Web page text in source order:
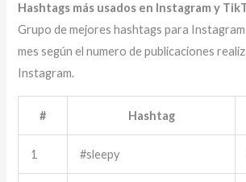
Hashtags más usados en Instagram y
Grupo de mejores hashtags para
mes según el numero de publicaciones
Instagram.
# Hashtag
1 #sleepy